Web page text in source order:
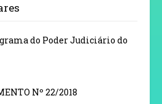
do Poder Judiciário do
Nº 22/2018